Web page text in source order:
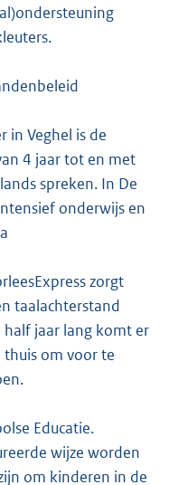
in Veghel is de
4 jaar tot en met
spreken. In De
onderwijs en
zorgt
taalachterstand
half jaar lang komt er
thuis om voor te
Educatie.
wijze worden
om kinderen in de